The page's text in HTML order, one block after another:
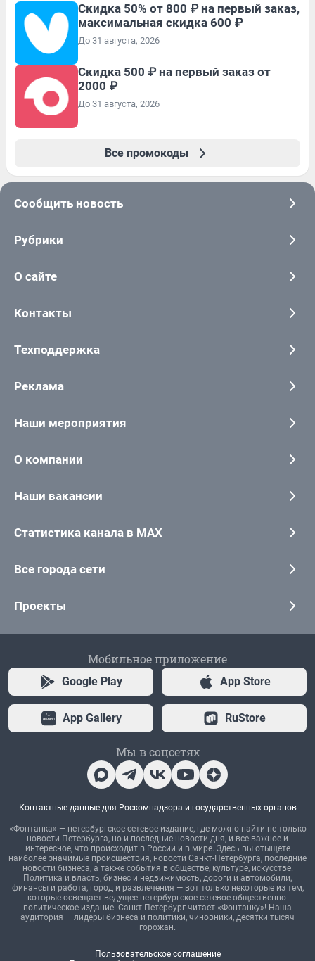
Скидка 50% от 800 ₽ на первый заказ,
максимальная скидка 600 ₽
До 31 августа, 2026
Скидка 500 ₽ на первый заказ от
2000 ₽
До 31 августа, 2026
Все промокоды
Сообщить новость
Рубрики
О сайте
Контакты
Техподдержка
Реклама
Наши мероприятия
О компании
Наши вакансии
Статистика канала в MAX
Все города сети
Проекты
Мобильное приложение
Google Play App Store
App Gallery RuStore
Мы в соцсетях
Контактные данные для Роскомнадзора и государственных органов
«Фонтанка» — петербургское сетевое издание, где можно найти не только
новости Петербурга, но и последние новости дня, и все важное и
интересное, что происходит в России и в мире. Здесь вы отыщете
наиболее значимые происшествия, новости Санкт-Петербурга, последние
новости бизнеса, а также события в обществе, культуре, искусстве.
Политика и власть, бизнес и недвижимость, дороги и автомобили,
финансы и работа, город и развлечения — вот только некоторые из тем,
которые освещает ведущее петербургское сетевое общественно-
политическое издание. Санкт-Петербург читает «Фонтанку»! Наша
аудитория — лидеры бизнеса и политики, чиновники, десятки тысяч
горожан.
Пользовательское соглашение